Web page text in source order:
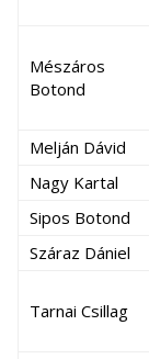
Mészáros
Botond
Melján Dávid
Nagy Kartal
Sipos Botond
Száraz Dániel
Tarnai Csillag